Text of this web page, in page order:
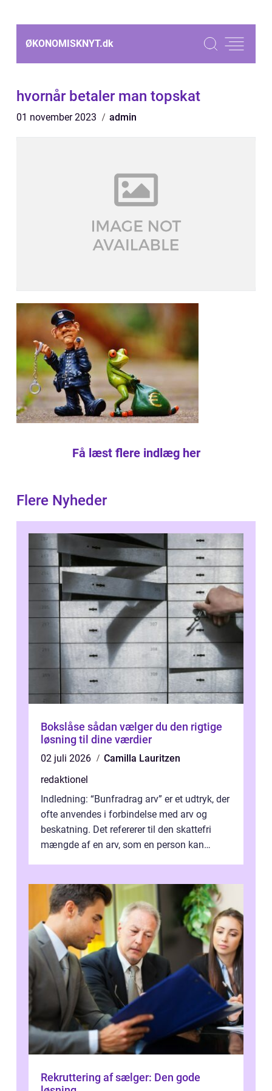
ØKONOMISKNYT.dk
hvornår betaler man topskat
01 november 2023 admin
Få læst flere indlæg her
Flere Nyheder
Bokslåse sådan vælger du den rigtige
løsning til dine værdier
02 juli 2026
Camilla Lauritzen
redaktionel
Indledning: “Bunfradrag arv” er et udtryk, der
ofte anvendes i forbindelse med arv og
beskatning. Det refererer til den skattefri
mængde af en arv, som en person kan
Rekruttering af sælger: Den gode